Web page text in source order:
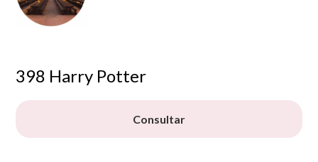
398 Harry Potter
Consultar